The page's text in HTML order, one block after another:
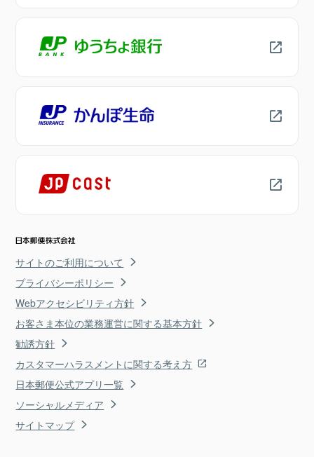
サイトのご利用について
プライバシーポリシー
Webアクセシビリティ方針
お客さま本位の業務運営に関する基本方針
勧誘方針
カスタマーハラスメントに関する考え方
日本郵便公式アプリ一覧
ソーシャルメディア
サイトマップ